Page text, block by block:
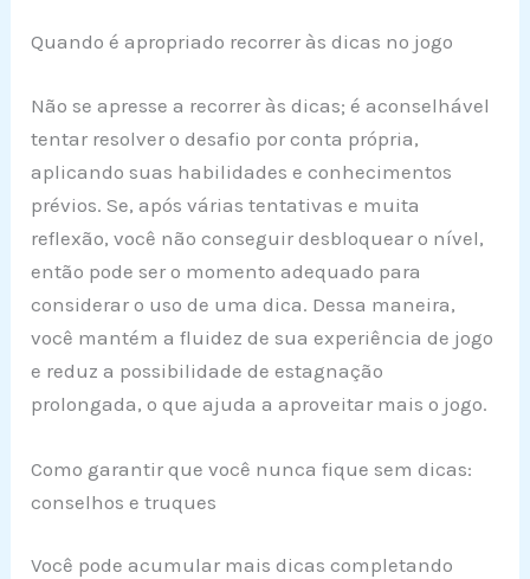
Quando é apropriado recorrer às dicas no jogo
Não se apresse a recorrer às dicas; é aconselhável
tentar resolver o desafio por conta própria,
aplicando suas habilidades e conhecimentos
prévios. Se, após várias tentativas e muita
reflexão, você não conseguir desbloquear o nível,
então pode ser o momento adequado para
considerar o uso de uma dica. Dessa maneira,
você mantém a fluidez de sua experiência de jogo
e reduz a possibilidade de estagnação
prolongada, o que ajuda a aproveitar mais o jogo.
Como garantir que você nunca fique sem dicas:
conselhos e truques
Você pode acumular mais dicas completando